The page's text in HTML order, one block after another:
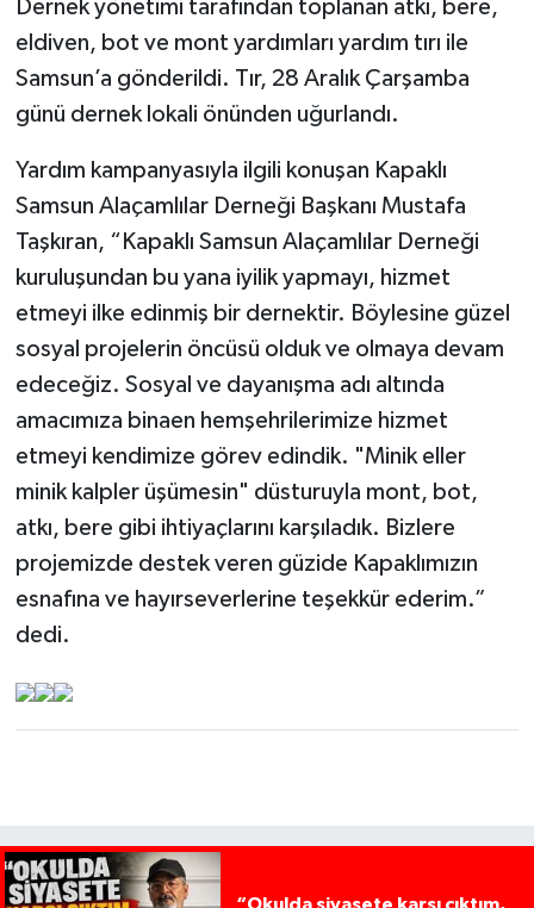
Dernek yönetimi tarafından toplanan atkı, bere,
eldiven, bot ve mont yardımları yardım tırı ile
Samsun’a gönderildi. Tır, 28 Aralık Çarşamba
günü dernek lokali önünden uğurlandı.
Yardım kampanyasıyla ilgili konuşan Kapaklı
Samsun Alaçamlılar Derneği Başkanı Mustafa
Taşkıran, “Kapaklı Samsun Alaçamlılar Derneği
kuruluşundan bu yana iyilik yapmayı, hizmet
etmeyi ilke edinmiş bir dernektir. Böylesine güzel
sosyal projelerin öncüsü olduk ve olmaya devam
edeceğiz. Sosyal ve dayanışma adı altında
amacımıza binaen hemşehrilerimize hizmet
etmeyi kendimize görev edindik. "Minik eller
minik kalpler üşümesin" düsturuyla mont, bot,
atkı, bere gibi ihtiyaçlarını karşıladık. Bizlere
projemizde destek veren güzide Kapaklımızın
esnafına ve hayırseverlerine teşekkür ederim.”
dedi.
“Okulda siyasete karşı çıktım,